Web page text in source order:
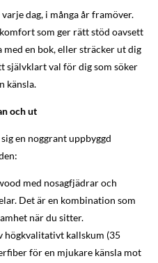
dag, i många år framöver.
som ger rätt stöd oavsett
en bok, eller sträcker ut dig
självklart val för dig som söker
känsla.
och ut
en noggrant uppbyggd
med nosagfjädrar och
Det är en kombination som
när du sitter.
högkvalitativt kallskum (35
för en mjukare känsla mot